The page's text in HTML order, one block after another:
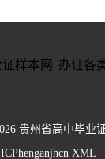
贵州省高中毕业
XML